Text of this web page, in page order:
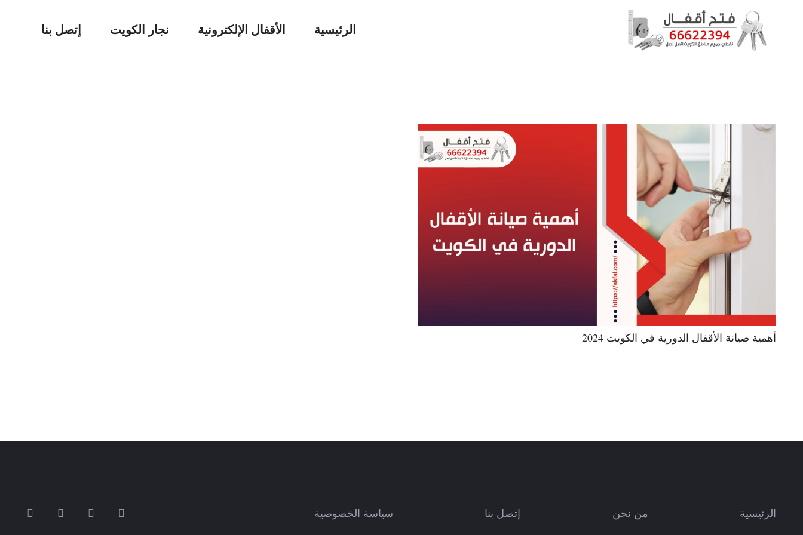
الرئيسية الأقفال الإلكترونية نجار الكويت إتصل بنا
أهمية صيانة الأقفال الدورية في الكويت 2024
الرئيسية من نحن إتصل بنا سياسة الخصوصية